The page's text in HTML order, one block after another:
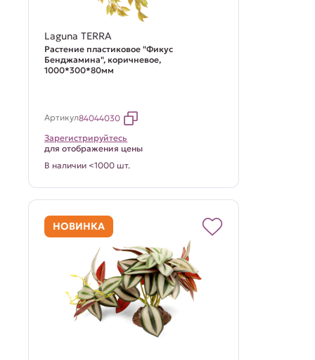
Laguna TERRA
Растение пластиковое "Фикус
Бенджамина", коричневое,
1000*300*80мм
Артикул84044030
Зарегистрируйтесь
для отображения цены
В наличии <1000 шт.
НОВИНКА